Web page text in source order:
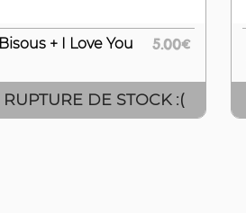
Bisous + I Love You 5.00€
RUPTURE DE STOCK :(